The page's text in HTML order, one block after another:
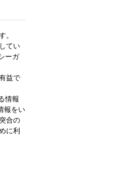
。
てい
ーガ
益で
情報
報をい
合の
に利